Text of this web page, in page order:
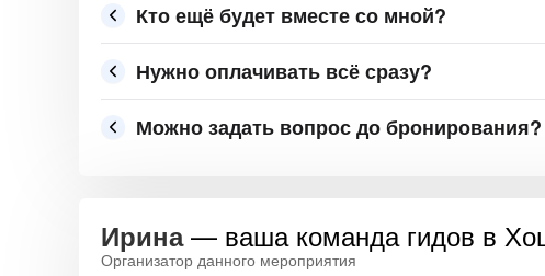
Кто ещё будет вместе со мной?
Нужно оплачивать всё сразу?
Можно задать вопрос до бронирования?
Ирина— ваша команда гидов в
Организатор данного мероприятия